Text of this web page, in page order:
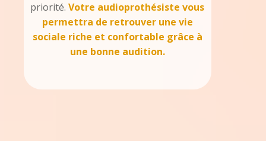
priorité.Votre audioprothésiste vous
permettra de retrouver une vie
sociale riche et confortable grâce à
une bonne audition.